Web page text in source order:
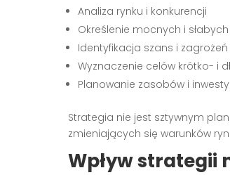
Analiza rynku i konkurencji
Określenie mocnych i
Identyfikacja szans i zagrożeń
Wyznaczenie celów krótko- i
Planowanie zasobów i
Strategia nie jest sztywnym
zmieniających się warunków
Wpływ strategii